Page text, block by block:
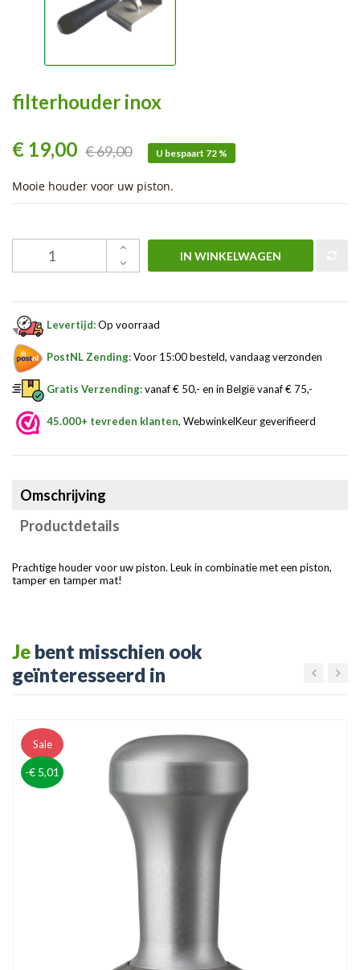
filterhouder inox
€ 19,00 € 69,00 U bespaart 72 %
Mooie houder voor uw piston.
IN WINKELWAGEN
Levertijd:Op voorraad
PostNL Zending:Voor 15:00 besteld, vandaag verzonden
Gratis Verzending:vanaf € 50,- en in België vanaf € 75,-
45.000+ tevreden klanten, WebwinkelKeur geverifieerd
Omschrijving
Productdetails
Prachtige houder voor uw piston. Leuk in combinatie met een piston,
tamper en tamper mat!
Je bent misschien ook
geïnteresseerd in
Sale
-€ 5,01